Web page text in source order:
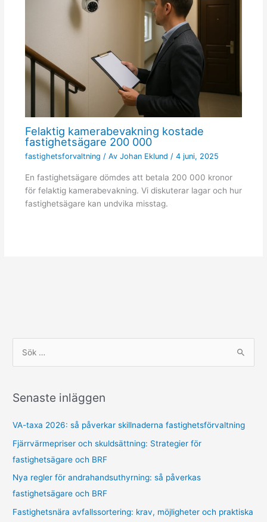
Felaktig kamerabevakning kostade
fastighetsägare 200 000
fastighetsforvaltning / Av Johan Eklund / 4 juni, 2025
En fastighetsägare dömdes att betala 200 000 kronor
för felaktig kamerabevakning. Vi diskuterar lagar och hur
fastighetsägare kan undvika misstag.
e
e
:
Senaste inläggen
VA-taxa 2026: så påverkar skillnaderna fastighetsförvaltning
Fjärrvärmepriser och skuldsättning: Strategier för
fastighetsägare och BRF
Nya regler för andrahandsuthyrning: så påverkas
fastighetsägare och BRF
Fastighetsnära avfallssortering: krav, möjligheter och praktiska